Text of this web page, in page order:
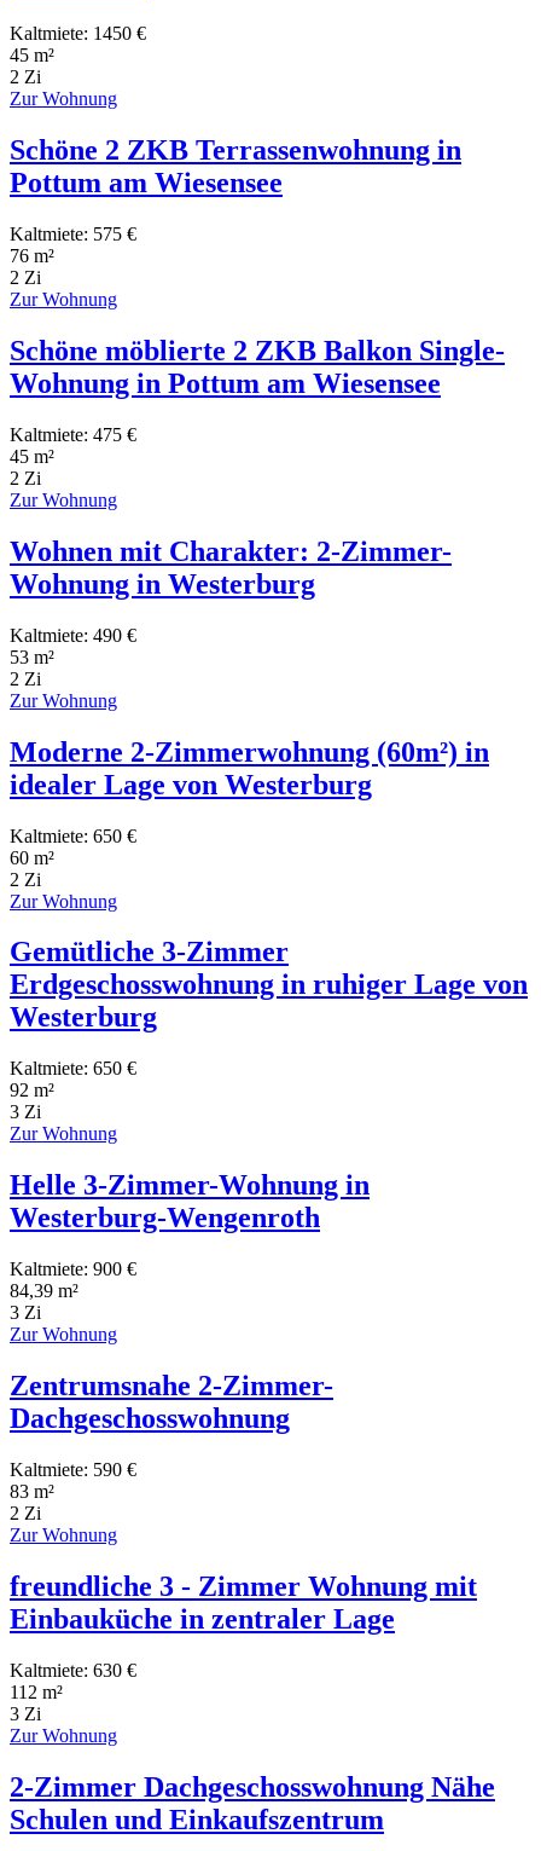
Kaltmiete: 1450 €
45 m²
2 Zi
Zur Wohnung
Schöne 2 ZKB Terrassenwohnung in
Pottum am Wiesensee
Kaltmiete: 575 €
76 m²
2 Zi
Zur Wohnung
Schöne möblierte 2 ZKB Balkon Single-
Wohnung in Pottum am Wiesensee
Kaltmiete: 475 €
45 m²
2 Zi
Zur Wohnung
Wohnen mit Charakter: 2-Zimmer-
Wohnung in Westerburg
Kaltmiete: 490 €
53 m²
2 Zi
Zur Wohnung
Moderne 2-Zimmerwohnung (60m²) in
idealer Lage von Westerburg
Kaltmiete: 650 €
60 m²
2 Zi
Zur Wohnung
Gemütliche 3-Zimmer
Erdgeschosswohnung in ruhiger Lage von
Westerburg
Kaltmiete: 650 €
92 m²
3 Zi
Zur Wohnung
Helle 3-Zimmer-Wohnung in
Westerburg-Wengenroth
Kaltmiete: 900 €
84,39 m²
3 Zi
Zur Wohnung
Zentrumsnahe 2-Zimmer-
Dachgeschosswohnung
Kaltmiete: 590 €
83 m²
2 Zi
Zur Wohnung
freundliche 3 - Zimmer Wohnung mit
Einbauküche in zentraler Lage
Kaltmiete: 630 €
112 m²
3 Zi
Zur Wohnung
2-Zimmer Dachgeschosswohnung Nähe
Schulen und Einkaufszentrum